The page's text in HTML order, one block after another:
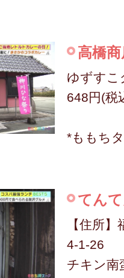
高橋商
ゆずすこ
648円(税
*ももち
てん
【住所
4-1-26
チキン南